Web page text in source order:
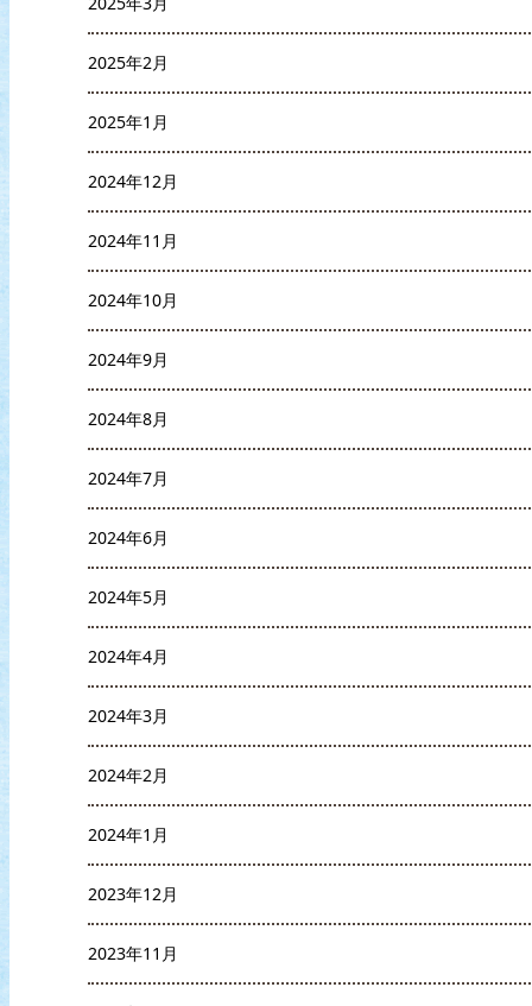
2025年2月
2025年1月
2024年12月
2024年11月
2024年10月
2024年9月
2024年8月
2024年7月
2024年6月
2024年5月
2024年4月
2024年3月
2024年2月
2024年1月
2023年12月
2023年11月